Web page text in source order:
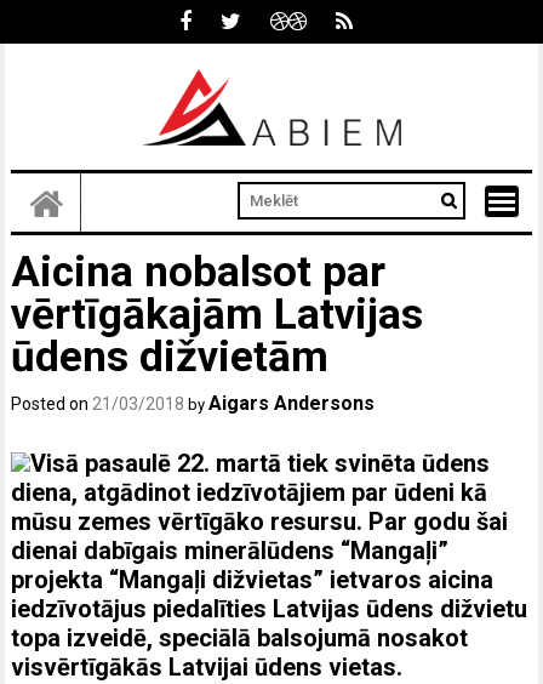
Aicina nobalsot par
vērtīgākajām Latvijas
ūdens dižvietām
Posted on21/03/2018 byAigars Andersons
Visā pasaulē 22. martā tiek svinēta ūdens
diena, atgādinot iedzīvotājiem par ūdeni kā
mūsu zemes vērtīgāko resursu. Par godu šai
dienai dabīgais minerālūdens “Mangaļi”
projekta “Mangaļi dižvietas” ietvaros aicina
iedzīvotājus piedalīties Latvijas ūdens dižvietu
topa izveidē, speciālā balsojumā nosakot
visvērtīgākās Latvijai ūdens vietas.